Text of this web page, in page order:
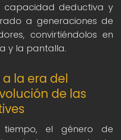
capacidad deductiva y
a generaciones de
convirtiéndolos en
y la pantalla.
la era del
de las
el género de